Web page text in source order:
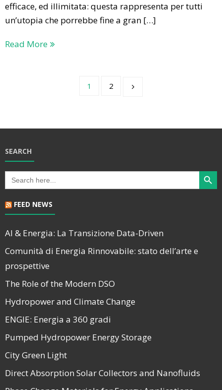
efficace, ed illimitata: questa rappresenta per tutti
un’utopia che porrebbe fine a gran […]
Read More
1 2
SEARCH
Search
for:
Search
FEED NEWS
AI & Energia: La Transizione Data-Driven
Comunità di Energia Rinnovabile: stato dell’arte e
prospettive
The Role of the Modern DSO
Hydropower and Climate Change
ENGIE: Energia a 360 gradi
Pumped Hydropower Energy Storage
City Green Light
Direct Absorption Solar Collectors and Nanofluids